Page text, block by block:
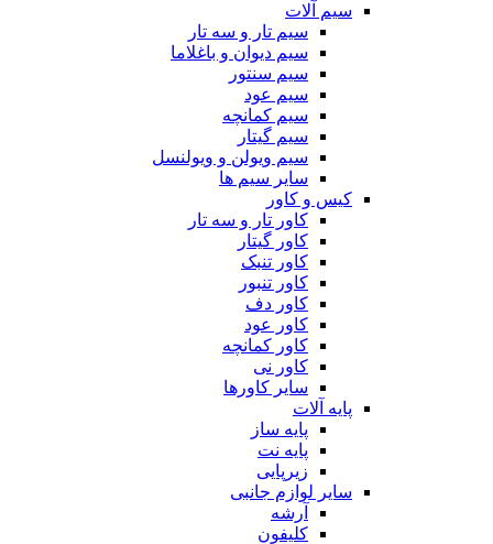
سیم آلات
سیم تار و سه تار
سیم دیوان و باغلاما
سیم سنتور
سیم عود
سیم کمانچه
سیم گیتار
سیم ویولن و ویولنسل
سایر سیم ها
کیس و کاور
کاور تار و سه تار
کاور گیتار
کاور تنبک
کاور تنبور
کاور دف
کاور عود
کاور کمانچه
کاور نی
سایر کاورها
پایه آلات
پایه ساز
پایه نت
زیرپایی
سایر لوازم جانبی
آرشه
کلیفون